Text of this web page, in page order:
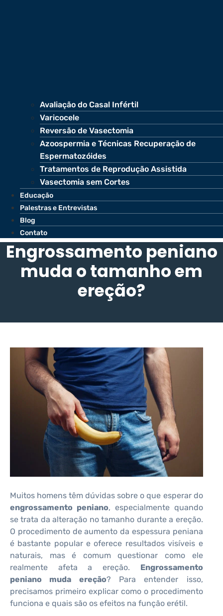
Avaliação do Casal Infértil
Varicocele
Reversão de Vasectomia
Azoospermia e Técnicas Recuperação de
Espermatozóides
Tratamentos de Reprodução Assistida
Vasectomia sem Cortes
Educação
Palestras e Entrevistas
Blog
Contato
Engrossamento peniano
muda o tamanho em
ereção?
Muitos homens têm dúvidas sobre o que esperar do
engrossamento peniano, especialmente quando
se trata da alteração no tamanho durante a ereção.
O procedimento de aumento da espessura peniana
é bastante popular e oferece resultados visíveis e
naturais, mas é comum questionar como ele
realmente afeta a ereção. Engrossamento
peniano muda ereção? Para entender isso,
precisamos primeiro explicar como o procedimento
funciona e quais são os efeitos na função erétil.